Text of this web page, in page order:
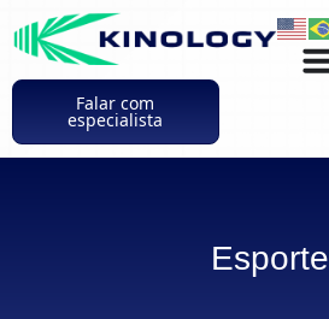
Falar com
especialista
Esporte